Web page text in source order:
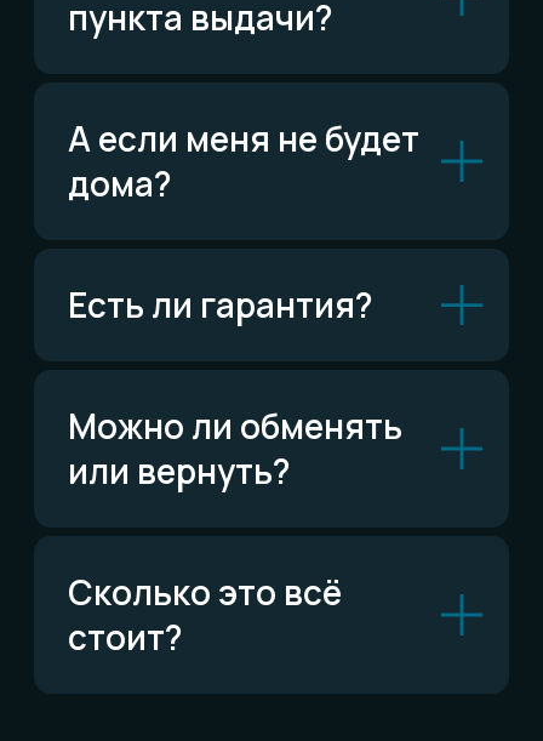
Написать ВКонтакте
ответ уже есть